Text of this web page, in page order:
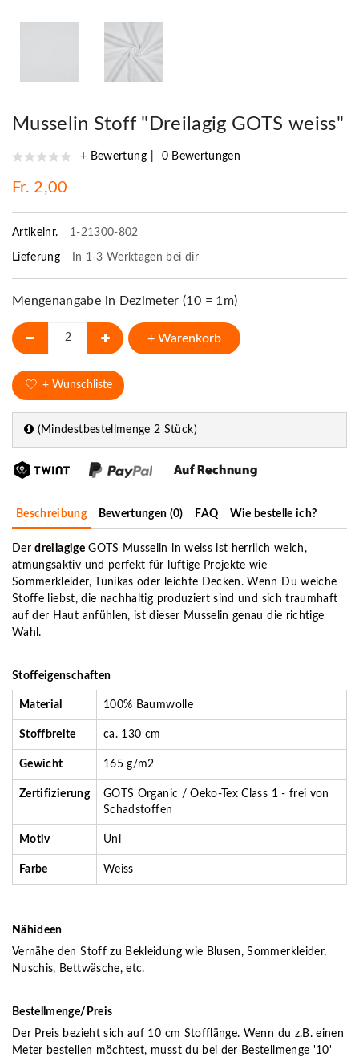
Musselin Stoff "Dreilagig GOTS weiss"
+ Bewertung 0 Bewertungen
Fr. 2,00
Artikelnr. 1-21300-802
Lieferung In 1-3 Werktagen bei dir
Mengenangabe in Dezimeter (10 = 1m)
+ Warenkorb
+ Wunschliste
(Mindestbestellmenge 2 Stück)
Beschreibung Bewertungen (0) FAQ Wie bestelle ich?
DerdreilagigeGOTS Musselin in weiss ist herrlich weich,
atmungsaktiv und perfekt für luftige Projekte wie
Sommerkleider, Tunikas oder leichte Decken. Wenn Duweiche
Stoffe liebst, die nachhaltig produziert sind und sich traumhaft
auf der Haut anfühlen, ist dieser Musselin genau die richtige
Wahl.
Stoffeigenschaften
Material 100% Baumwolle
Stoffbreite ca. 130 cm
Gewicht 165 g/m2
Zertifizierung
GOTS Organic / Oeko-Tex Class 1 - frei von
Schadstoffen
Motiv Uni
Farbe Weiss
Nähideen
Vernähe den Stoff zu Bekleidung wie Blusen, Sommerkleider,
Nuschis, Bettwäsche, etc.
Bestellmenge/Preis
Der Preis bezieht sich auf 10 cm Stofflänge. Wenn du z.B. einen
Meter bestellen möchtest, musst du bei der Bestellmenge '10'